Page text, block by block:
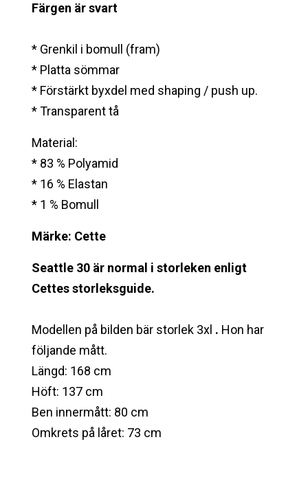
Färgen är svart
* Grenkil i bomull (fram)
* Platta sömmar
* Förstärkt byxdel med shaping / push up.
* Transparent tå
Material:
* 83 % Polyamid
* 16 % Elastan
* 1 % Bomull
Märke: Cette
Seattle 30 är normal i storleken enligt
Cettes storleksguide.
Modellen på bilden bär storlek 3xl . Hon har
följande mått.
Längd: 168 cm
Höft: 137 cm
Ben innermått: 80 cm
Omkrets på låret: 73 cm